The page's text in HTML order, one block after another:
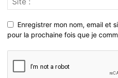
Enregistrer mon nom, email et
pour la prochaine fois que je